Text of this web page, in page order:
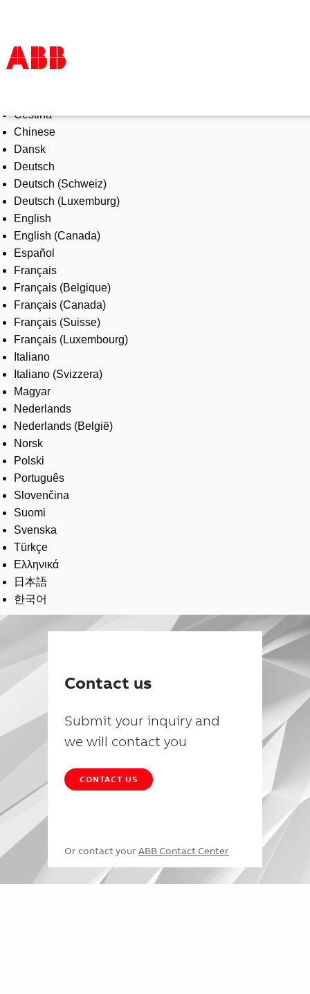
Products & Solutions
Industries
Services
About us
Where to buy
Contact us
Careers
Čeština
Chinese
Dansk
Deutsch
Deutsch (Schweiz)
Deutsch (Luxemburg)
English
English (Canada)
Español
Français
Français (Belgique)
Français (Canada)
Français (Suisse)
Français (Luxembourg)
Italiano
Italiano (Svizzera)
Magyar
Nederlands
Nederlands (België)
Norsk
Polski
Português
Slovenčina
Suomi
Svenska
Türkçe
Ελληνικά
日本語
한국어
Contact us
Submit your inquiry and
we will contact you
CONTACT US
Or contact your ABB Contact Center